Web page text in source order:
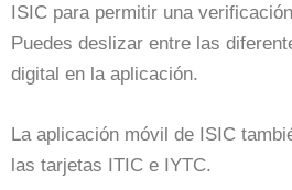
ISIC para permitir una
Puedes deslizar entre las
digital en la aplicación.
La aplicación móvil de ISIC
las tarjetas ITIC e IYTC.